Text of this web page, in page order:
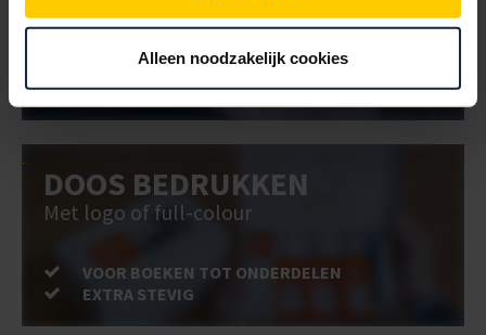
Alleen noodzakelijk cookies
VOOR BOEKEN TOT ONDERDELEN
EXTRA STEVIG
DOOS BEDRUKKEN
Met logo of full-colour
VOOR BOEKEN TOT ONDERDELEN
EXTRA STEVIG